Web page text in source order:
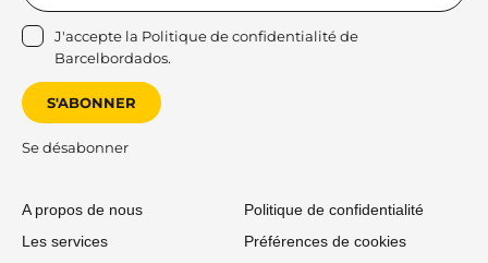
J'accepte la Politique de confidentialitéde
Barcelbordados.
S'ABONNER
Se désabonner
A propos de nous
Les services
Politique de confidentialité
Préférences de cookies